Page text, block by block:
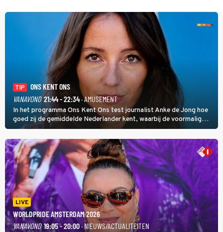
TIP
ONS KENT ONS
VANAVOND 21:44 - 22:34· AMUSEMENT
In het programma Ons Kent Ons test journalist Anke de Jong hoe
goed zij de gemiddelde Nederlander kent, waarbij de voormalig
hoofdredacteur van modebladen Glamour en Elle het samen met
rapper Keizer opneemt tegen Edson da Graça en Marc-Marie
Huijbregts.
LIVE
WORLDPRIDE AMSTERDAM 2026
VANAVOND 19:05 - 20:00· NIEUWS/ACTUALITEITEN